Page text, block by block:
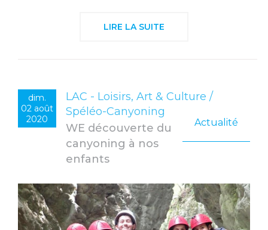
LIRE LA SUITE
dim.
02 août
2020
LAC - Loisirs, Art & Culture /
Spéléo-Canyoning
Actualité
WE découverte du
canyoning à nos
enfants